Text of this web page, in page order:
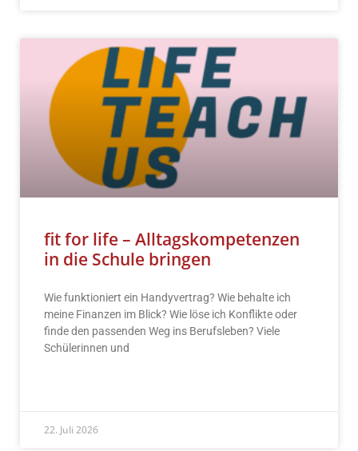
fit for life – Alltagskompetenzen
in die Schule bringen
Wie funktioniert ein Handyvertrag? Wie behalte ich
meine Finanzen im Blick? Wie löse ich Konflikte oder
finde den passenden Weg ins Berufsleben? Viele
Schülerinnen und
22. Juli 2026